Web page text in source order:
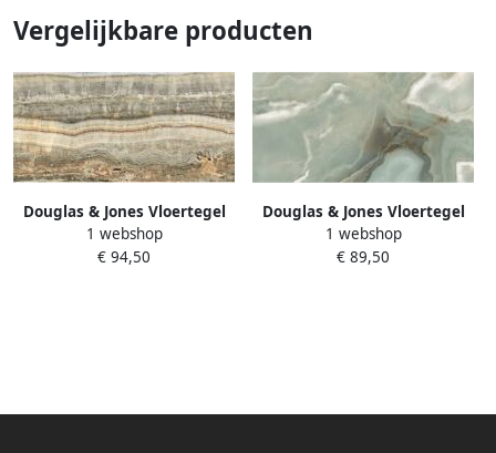
Vergelijkbare producten
Douglas & Jones Vloertegel
Magnum 60x120 cm
Gerectificeerd Caramel Glans
1 webshop
€ 94,50
Douglas & Jones Vloertegel
Magnum 60x120 cm
Marmerlook Gerectificeerd 6
1 webshop
€ 89,50